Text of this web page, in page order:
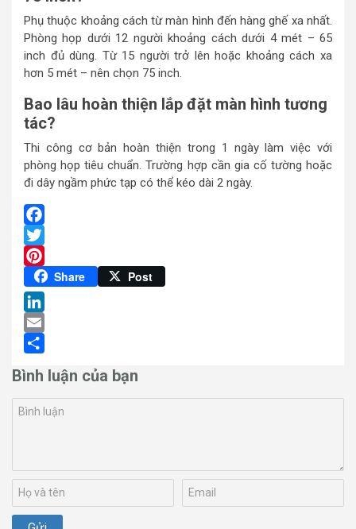
Phụ thuộc khoảng cách từ màn hình đến hàng ghế xa nhất.
Phòng họp dưới 12 người khoảng cách dưới 4 mét – 65
inch đủ dùng. Từ 15 người trở lên hoặc khoảng cách xa
hơn 5 mét – nên chọn 75 inch.
Bao lâu hoàn thiện lắp đặt màn hình tương
tác?
Thi công cơ bản hoàn thiện trong 1 ngày làm việc với
phòng họp tiêu chuẩn. Trường hợp cần gia cố tường hoặc
đi dây ngầm phức tạp có thể kéo dài 2 ngày.
Facebook
Twitter
Pinterest
Share Post
LinkedIn
Email
Bình luận của bạn